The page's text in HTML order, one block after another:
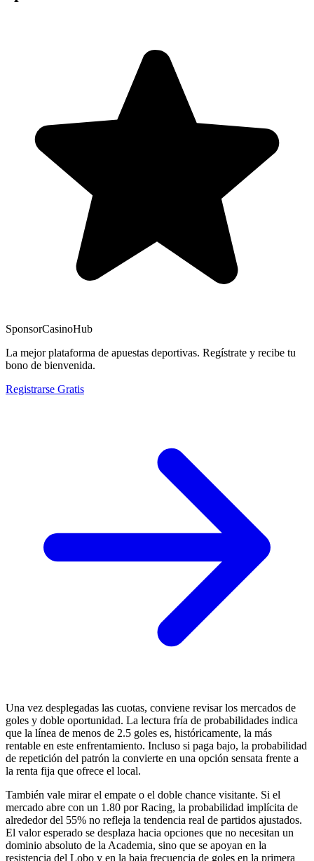
SponsorCasinoHub
La mejor plataforma de apuestas deportivas. Regístrate y recibe tu
bono de bienvenida.
Registrarse Gratis
Una vez desplegadas las cuotas, conviene revisar los mercados de
goles y doble oportunidad. La lectura fría de probabilidades indica
que la línea de menos de 2.5 goles es, históricamente, la más
rentable en este enfrentamiento. Incluso si paga bajo, la probabilidad
de repetición del patrón la convierte en una opción sensata frente a
la renta fija que ofrece el local.
También vale mirar el empate o el doble chance visitante. Si el
mercado abre con un 1.80 por Racing, la probabilidad implícita de
alrededor del 55% no refleja la tendencia real de partidos ajustados.
El valor esperado se desplaza hacia opciones que no necesitan un
dominio absoluto de la Academia, sino que se apoyan en la
resistencia del Lobo y en la baja frecuencia de goles en la primera